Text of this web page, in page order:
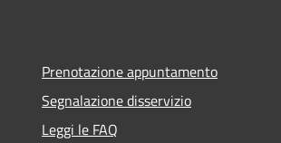
Prenotazione appuntamento
Segnalazione disservizio
Leggi le FAQ